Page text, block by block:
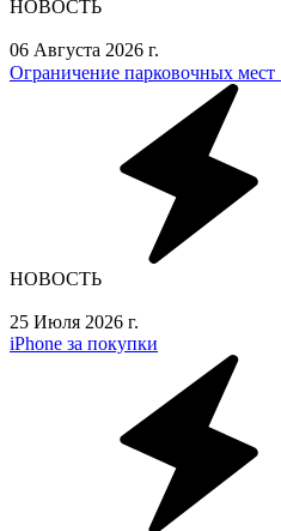
НОВОСТЬ
06 Августа 2026 г.
Ограничение парковочных мест⁣⁣⠀
НОВОСТЬ
25 Июля 2026 г.
iPhone за покупки